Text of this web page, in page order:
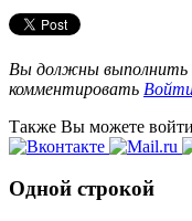
Вы должны выполнить
комментировать
Также Вы можете войти
Одной строкой